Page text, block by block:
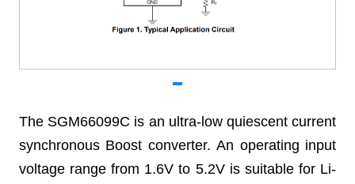
The SGM66099C is an ultra-low quiescent current
synchronous Boost converter. An operating input
voltage range from 1.6V to 5.2V is suitable for Li-